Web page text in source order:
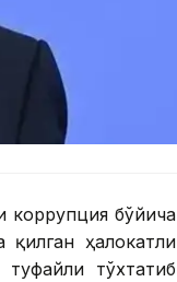
коррупция бўйича
ҳалокатли
тўхтатиб